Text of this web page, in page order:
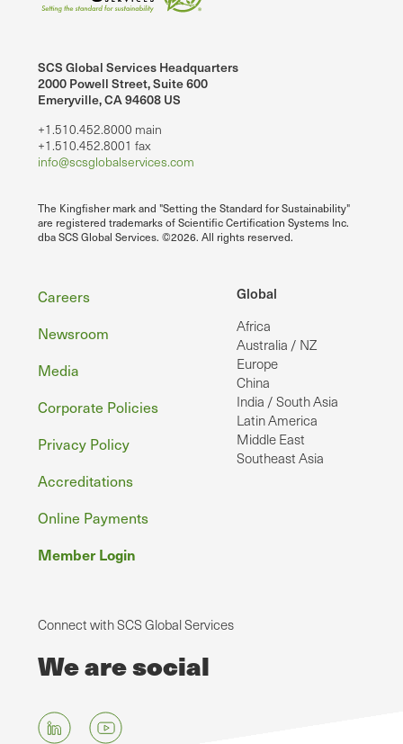
SCS Global Services Headquarters
2000 Powell Street, Suite 600
Emeryville, CA 94608 US
+1.510.452.8000 main
+1.510.452.8001 fax
info@scsglobalservices.com
The Kingfisher mark and "Setting the Standard for Sustainability"
are registered trademarks of Scientific Certification Systems Inc.
dba SCS Global Services. ©2026. All rights reserved.
Global
Africa
Australia / NZ
Europe
China
India / South Asia
Latin America
Middle East
Southeast Asia
Footer
Careers
Newsroom
Media
Corporate Policies
Privacy Policy
Accreditations
Online Payments
Member Login
Connect with SCS Global Services
We are social